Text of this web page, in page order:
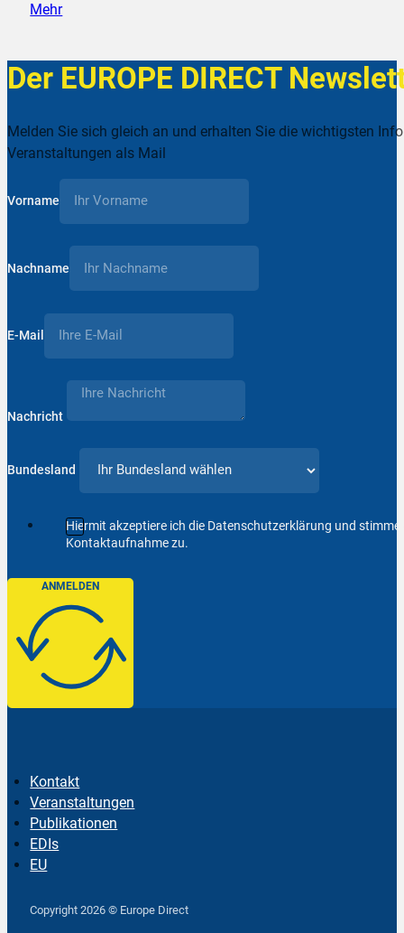
Mehr
Der EUROPE DIRECT
Melden Sie sich gleich an und erhalten Sie die wichtigsten
Veranstaltungen als Mail
Vorname
Nachname
E-Mail
Nachricht
Bundesland
Hiermit akzeptiere ich die Datenschutzerklärung und
Kontaktaufnahme zu.
ANMELDEN
Kontakt
Veranstaltungen
Publikationen
EDIs
EU
Copyright 2026 © Europe Direct